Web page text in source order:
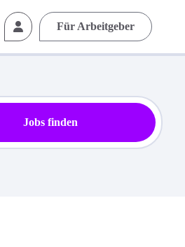
Für Arbeitgeber
Jobs finden